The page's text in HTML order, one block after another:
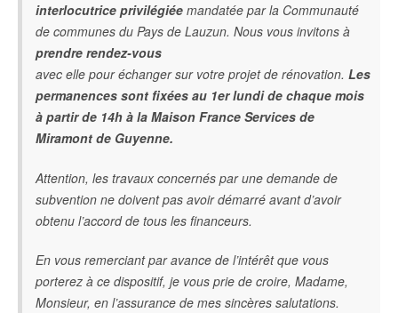
interlocutrice privilégiée mandatée par la Communauté
de communes du Pays de Lauzun. Nous vous invitons à
prendre rendez-vous
avec elle pour échanger sur votre projet de rénovation. Les
permanences sont fixées au 1er lundi de chaque mois
à partir de 14h à la Maison France Services de
Miramont de Guyenne.
Attention, les travaux concernés par une demande de
subvention ne doivent pas avoir démarré avant d’avoir
obtenu l’accord de tous les financeurs.
En vous remerciant par avance de l’intérêt que vous
porterez à ce dispositif, je vous prie de croire, Madame,
Monsieur, en l’assurance de mes sincères salutations.